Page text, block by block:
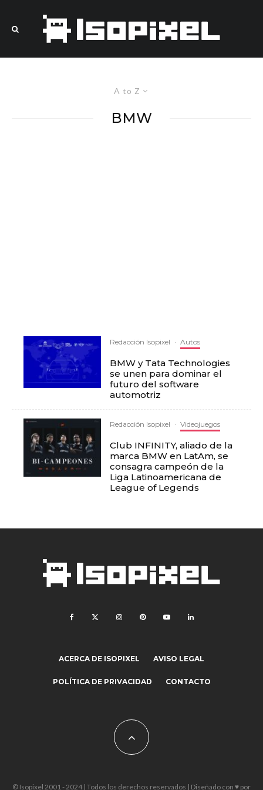
A to Z
BMW
Redacción Isopixel · Autos
BMW y Tata Technologies
se unen para dominar el
futuro del software
automotriz
Redacción Isopixel · Videojuegos
Club INFINITY, aliado de la
marca BMW en LatAm, se
consagra campeón de la
Liga Latinoamericana de
League of Legends
ACERCA DE ISOPIXEL AVISO LEGAL
POLÍTICA DE PRIVACIDAD CONTACTO
© Isopixel 2001 - 2024 | Todos los derechos reservados | Diseñado con ♥ por